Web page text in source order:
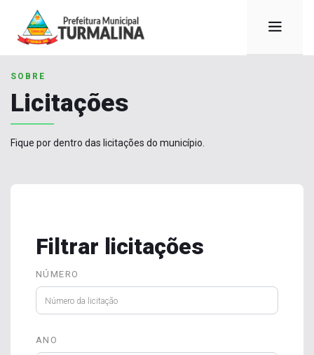
SOBRE
Licitações
Fique por dentro das licitações do município.
Filtrar licitações
NÚMERO
ANO